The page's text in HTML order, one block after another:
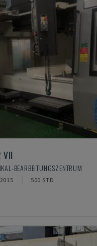
VII
BEARBEITUNGSZENTRUM
2015 500 STD